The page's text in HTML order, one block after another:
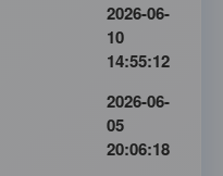
2026-06-
10
14:55:12
2026-06-
05
20:06:18